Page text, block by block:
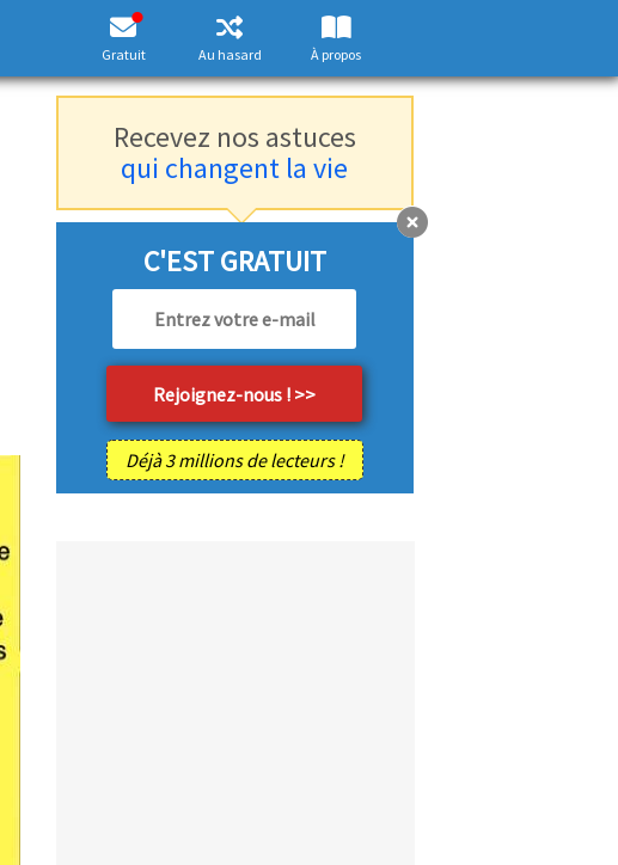
Gratuit Au hasard À propos
Recevez nos astuces
qui changent la vie
C'EST GRATUIT
Déjà 3 millions de lecteurs !